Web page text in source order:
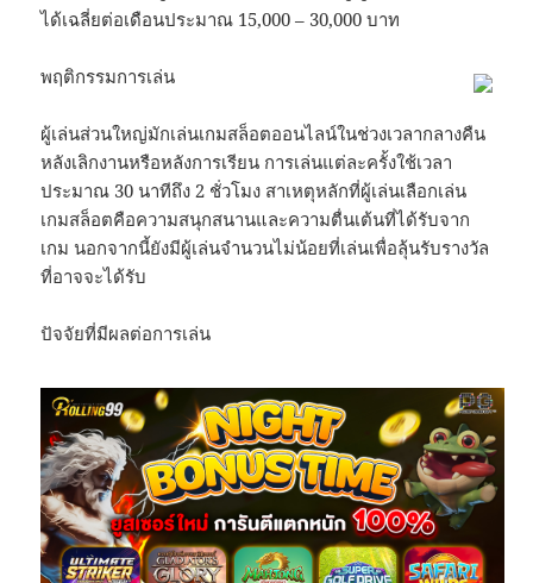
ได้เฉลี่ยต่อเดือนประมาณ 15,000 – 30,000 บาท
พฤติกรรมการเล่น
ผู้เล่นส่วนใหญ่มักเล่นเกมสล็อตออนไลน์ในช่วงเวลากลางคืน
หลังเลิกงานหรือหลังการเรียน การเล่นแต่ละครั้งใช้เวลา
ประมาณ 30 นาทีถึง 2 ชั่วโมง สาเหตุหลักที่ผู้เล่นเลือกเล่น
เกมสล็อตคือความสนุกสนานและความตื่นเต้นที่ได้รับจาก
เกม นอกจากนี้ยังมีผู้เล่นจำนวนไม่น้อยที่เล่นเพื่อลุ้นรับรางวัล
ที่อาจจะได้รับ
ปัจจัยที่มีผลต่อการเล่น